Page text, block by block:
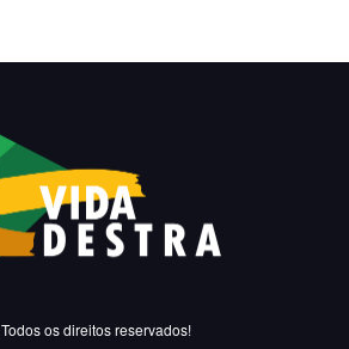
Todos os direitos reservados!